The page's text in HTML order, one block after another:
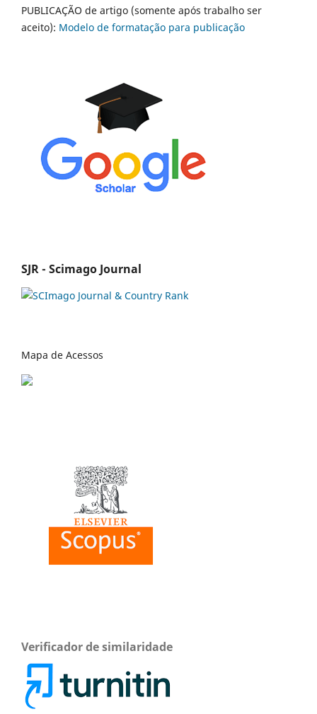
PUBLICAÇÃO de artigo (somente após trabalho ser
aceito): Modelo de formatação para publicação
SJR - Scimago Journal
Mapa de Acessos
Verificador de similaridade